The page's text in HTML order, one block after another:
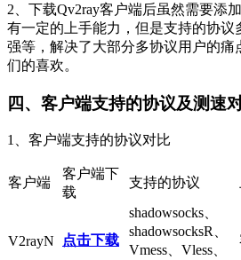
2、下载Qv2ray客户端后虽然需要添
有一定的上手能力，但是支持的协议
强等，解决了大部分多协议用户的痛
们的喜欢。
四、客户端支持的协议及测速
1、客户端支持的协议对比
客户端
客户端下
载
支持的协议
V2rayN 点击下载
shadowsocks、
shadowsocksR、
Vmess、Vless、